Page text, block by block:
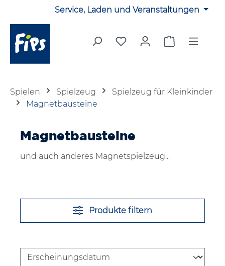
Zum Hauptinhalt springenService, Laden und Veranstaltungen
Du hast 0 Produkte auf
Warenkorb
Spielen Spielzeug
Spielzeug für Kleinkinder
Magnetbausteine
Magnetbausteine
und auch anderes Magnetspielzeug...
Produkte filtern